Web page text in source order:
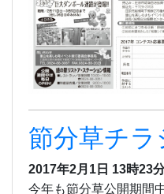
節分草チラ
2017年2月1日 13時23
今年も節分草公開期間